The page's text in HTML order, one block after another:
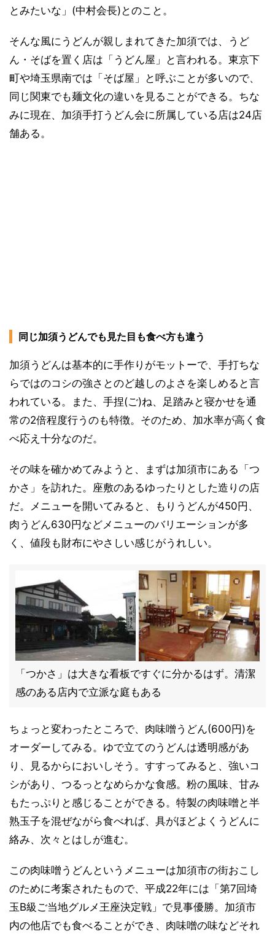
とみたいな」(中村会長)とのこと。
そんな風にうどんが親しまれてきた加須では、うど
ん・そばを置く店は「うどん屋」と言われる。東京下
町や埼玉県南では「そば屋」と呼ぶことが多いので、
同じ関東でも麺文化の違いを見ることができる。ちな
みに現在、加須手打うどん会に所属している店は24店
舗ある。
同じ加須うどんでも見た目も食べ方も違う
加須うどんは基本的に手作りがモットーで、手打ちな
らではのコシの強さとのど越しのよさを楽しめると言
われている。また、手捏(ご)ね、足踏みと寝かせを通
常の2倍程度行うのも特徴。そのため、加水率が高く食
べ応え十分なのだ。
その味を確かめてみようと、まずは加須市にある「つ
かさ」を訪れた。座敷のあるゆったりとした造りの店
だ。メニューを開いてみると、もりうどんが450円、
肉うどん630円などメニューのバリエーションが多
く、値段も財布にやさしい感じがうれしい。
「つかさ」は大きな看板ですぐに分かるはず。清潔
感のある店内で立派な庭もある
ちょっと変わったところで、肉味噌うどん(600円)を
オーダーしてみる。ゆで立てのうどんは透明感があ
り、見るからにおいしそう。すすってみると、強いコ
シがあり、つるっとなめらかな食感。粉の風味、甘み
もたっぷりと感じることができる。特製の肉味噌と半
熟玉子を混ぜながら食べれば、具がほどよくうどんに
絡み、次々とはしが進む。
この肉味噌うどんというメニューは加須市の街おこし
のために考案されたもので、平成22年には「第7回埼
玉B級ご当地グルメ王座決定戦」で見事優勝。加須市
内の他店でも食べることができ、肉味噌の味などそれ